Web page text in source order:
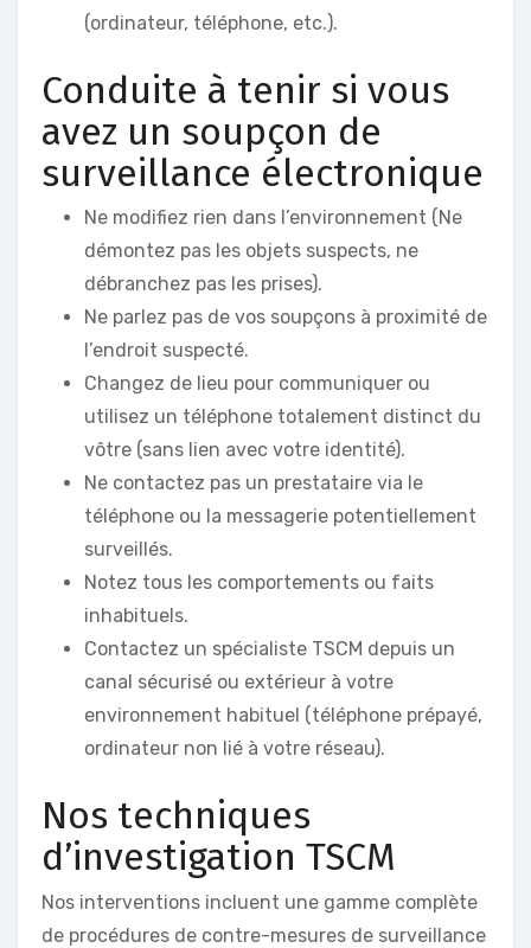
(ordinateur, téléphone, etc.).
Conduite à tenir si vous
avez un soupçon de
surveillance électronique
Ne modifiez rien dans l’environnement (Ne
démontez pas les objets suspects, ne
débranchez pas les prises).
Ne parlez pas de vos soupçons à proximité de
l’endroit suspecté.
Changez de lieu pour communiquer ou
utilisez un téléphone totalement distinct du
vôtre (sans lien avec votre identité).
Ne contactez pas un prestataire via le
téléphone ou la messagerie potentiellement
surveillés.
Notez tous les comportements ou faits
inhabituels.
Contactez un spécialiste TSCM depuis un
canal sécurisé ou extérieur à votre
environnement habituel (téléphone prépayé,
ordinateur non lié à votre réseau).
Nos techniques
d’investigation TSCM
Nos interventions incluent une gamme complète
de procédures de contre-mesures de surveillance